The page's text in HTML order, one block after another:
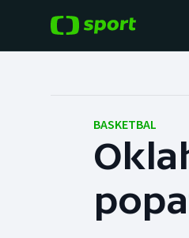
Hokej
Tenis
BASKETBAL